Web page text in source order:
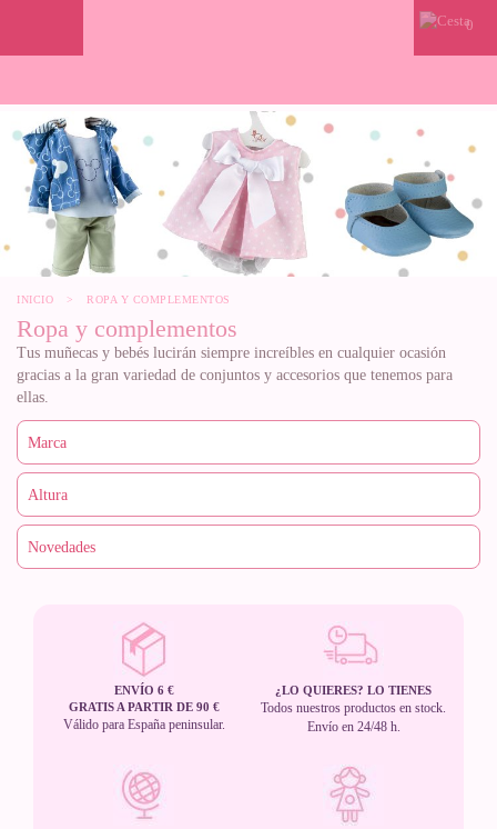
0
INICIO > ROPA Y COMPLEMENTOS
Ropa y complementos
Tus muñecas y bebés lucirán siempre increíbles en cualquier ocasión
gracias a la gran variedad de conjuntos y accesorios que tenemos para
ellas.
ENVÍO 6 €
GRATIS A PARTIR DE 90 €
Válido para España peninsular.
¿LO QUIERES? LO TIENES
Todos nuestros productos en stock.
Envío en 24/48 h.